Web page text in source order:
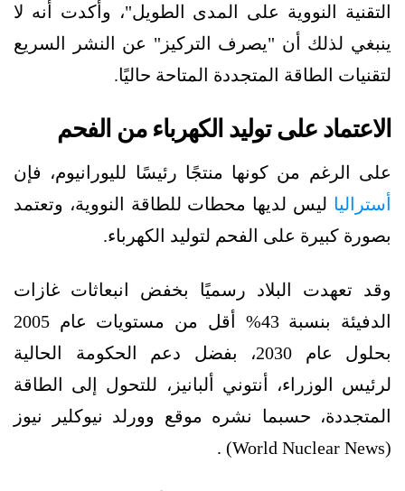
التقنية النووية على المدى الطويل"، وأكدت أنه لا
ينبغي لذلك أن "يصرف التركيز" عن النشر السريع
لتقنيات الطاقة المتجددة المتاحة حاليًا.
الاعتماد على توليد الكهرباء من الفحم
على الرغم من كونها منتجًا رئيسًا لليورانيوم، فإن
أستراليا ليس لديها محطات للطاقة النووية، وتعتمد
بصورة كبيرة على الفحم لتوليد الكهرباء.
وقد تعهدت البلاد رسميًا بخفض انبعاثات غازات
الدفيئة بنسبة 43% أقل من مستويات عام 2005
بحلول عام 2030، بفضل دعم الحكومة الحالية
لرئيس الوزراء، أنتوني ألبانيز، للتحول إلى الطاقة
المتجددة، حسبما نشره موقع وورلد نيوكلير نيوز
(World Nuclear News) .